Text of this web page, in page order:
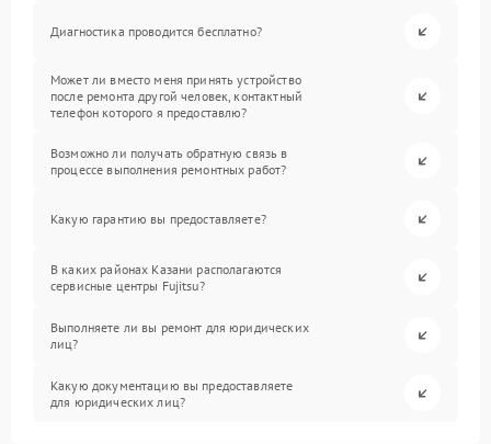
Диагностика проводится бесплатно?
Может ли вместо меня принять устройство
после ремонта другой человек, контактный
телефон которого я предоставлю?
Возможно ли получать обратную связь в
процессе выполнения ремонтных работ?
Какую гарантию вы предоставляете?
В каких районах Казани располагаются
сервисные центры Fujitsu?
Выполняете ли вы ремонт для юридических
лиц?
Какую документацию вы предоставляете
для юридических лиц?